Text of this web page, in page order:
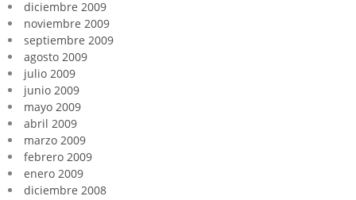
diciembre 2009
noviembre 2009
septiembre 2009
agosto 2009
julio 2009
junio 2009
mayo 2009
abril 2009
marzo 2009
febrero 2009
enero 2009
diciembre 2008